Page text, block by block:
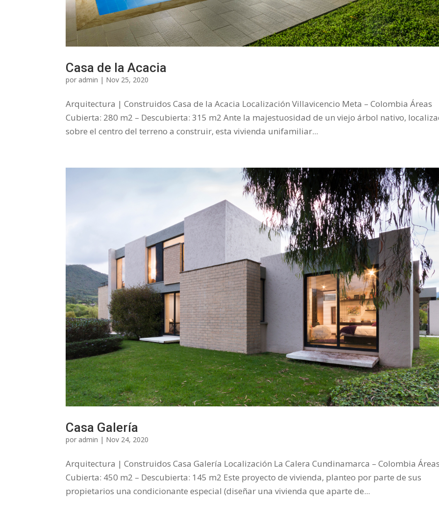
Casa de la Acacia
por admin | Nov 25, 2020
Arquitectura | Construidos Casa de la Acacia Localización Villavicencio Meta – Colombia Áreas
Cubierta: 280 m2 – Descubierta: 315 m2 Ante la majestuosidad de un viejo árbol nativo,
sobre el centro del terreno a construir, esta vivienda unifamiliar...
Casa Galería
por admin | Nov 24, 2020
Arquitectura | Construidos Casa Galería Localización La Calera Cundinamarca – Colombia
Cubierta: 450 m2 – Descubierta: 145 m2 Este proyecto de vivienda, planteo por parte de sus
propietarios una condicionante especial (diseñar una vivienda que aparte de...